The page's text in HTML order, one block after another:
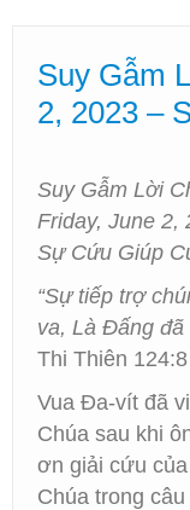
Phát Thanh
Các Hội
Suy Gẫm
2, 2023 –
Suy Gẫm Lời
Friday, June 2,
Sự Cứu Giúp
“Sự tiếp trợ
va, Là Đấng đã
Thi Thiên 124:8
Vua Đa-vít đã
Chúa sau khi
ơn giải cứu
Chúa trong